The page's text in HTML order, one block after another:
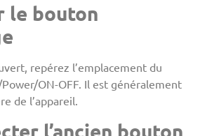
le bouton
repérez l’emplacement du
ON-OFF. Il est généralement
de l’appareil.
l’ancien bouton